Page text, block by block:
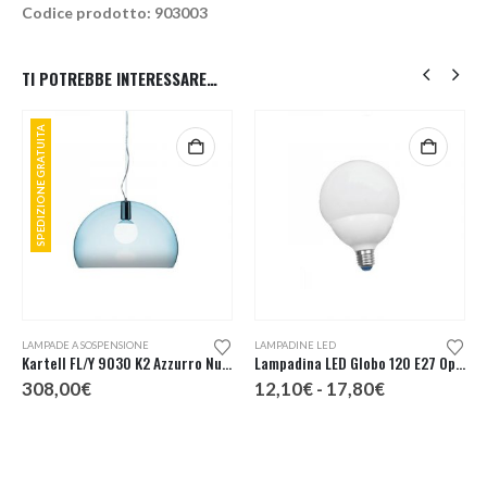
Codice prodotto: 903003
TI POTREBBE INTERESSARE…
SPEDIZIONE GRATUITA
LAMPADE A SOSPENSIONE
Kartell FL/Y 9030 K2 Azzurro Nuvola Lampada Sospensione
308,00€
LAMPADINE LED
Lampadina LED Globo 120 E27 Opale
12,10€ - 17,80€Fascia